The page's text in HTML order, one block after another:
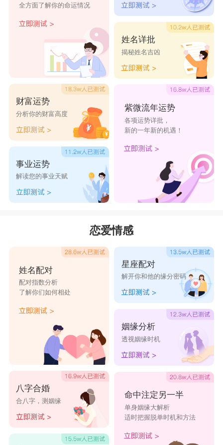
星座乐原创文章，转载需注明出处
全方面了解你的命运情况
财富运势
分析你的财富高度
事业运势
解读您的事业天赋
姓名详批
揭秘姓名吉凶
紫微流年运势
各项运势详批，
新的一年新的机遇！
恋爱情感
姓名配对
配对指数分析
了解你们如何相处
八字合婚
合八字，测姻缘
星座配对
解开你和他的缘分密码
姻缘分析
透视姻缘时机
命中注定另一半
单身姻缘大解析
适时把握脱单时机和方法